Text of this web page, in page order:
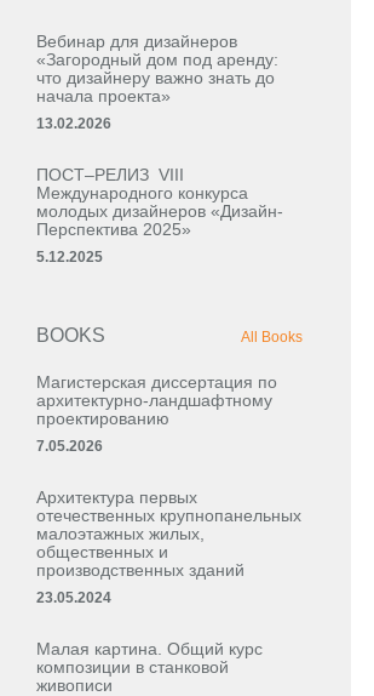
Вебинар для дизайнеров
«Загородный дом под аренду:
что дизайнеру важно знать до
начала проекта»
13.02.2026
ПОСТ–РЕЛИЗ VIII
Международного конкурса
молодых дизайнеров «Дизайн-
Перспектива 2025»
5.12.2025
BOOKS All Books
Магистерская диссертация по
архитектурно-ландшафтному
проектированию
7.05.2026
Архитектура первых
отечественных крупнопанельных
малоэтажных жилых,
общественных и
производственных зданий
23.05.2024
Малая картина. Общий курс
композиции в станковой
живописи